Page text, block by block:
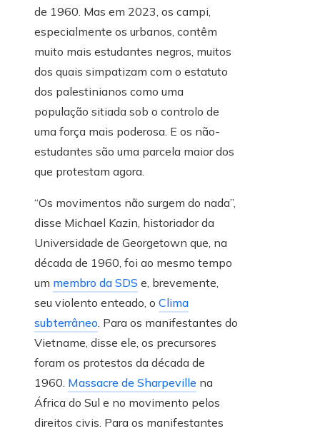
de 1960. Mas em 2023, os campi,
especialmente os urbanos, contêm
muito mais estudantes negros, muitos
dos quais simpatizam com o estatuto
dos palestinianos como uma
população sitiada sob o controlo de
uma força mais poderosa. E os não-
estudantes são uma parcela maior dos
que protestam agora.
“Os movimentos não surgem do nada”,
disse Michael Kazin, historiador da
Universidade de Georgetown que, na
década de 1960, foi ao mesmo tempo
um membro da SDS e, brevemente,
seu violento enteado, o Clima
subterrâneo. Para os manifestantes do
Vietname, disse ele, os precursores
foram os protestos da década de
1960. Massacre de Sharpeville na
África do Sul e no movimento pelos
direitos civis. Para os manifestantes